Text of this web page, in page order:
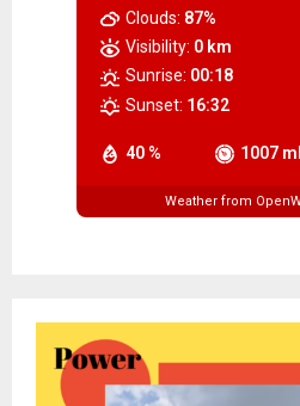
40 % 1007
Clouds: 87%
Visibility: 0 km
Sunrise: 00:18
Sunset: 16:32
Weather from